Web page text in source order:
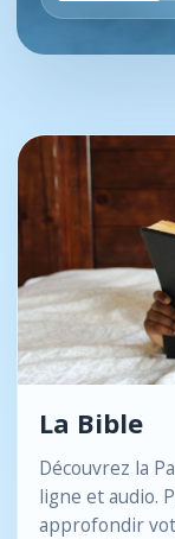
La Bible
Découvrez la
ligne et audio.
approfondir